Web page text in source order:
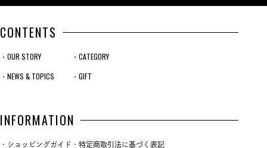
CONTENTS
・OUR STORY
・NEWS & TOPICS
・CATEGORY
・GIFT
INFORMATION
・ショッピングガイド ・特定商取引法に基づく表記